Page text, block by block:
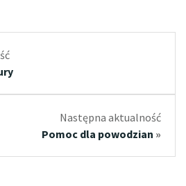
Następna aktualność
Pomoc dla powodzian »